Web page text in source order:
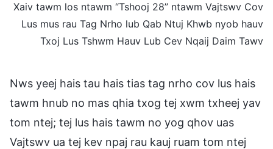
Xaiv tawm los ntawm “Tshooj 28” ntawm Vajtswv Cov
Lus mus rau Tag Nrho lub Qab Ntuj Khwb nyob hauv
Txoj Lus Tshwm Hauv Lub Cev Nqaij Daim Tawv
Nws yeej hais tau hais tias tag nrho cov lus hais
tawm hnub no mas qhia txog tej xwm txheej yav
tom ntej; tej lus hais tawm no yog qhov uas
Vajtswv ua tej kev npaj rau kauj ruam tom ntej